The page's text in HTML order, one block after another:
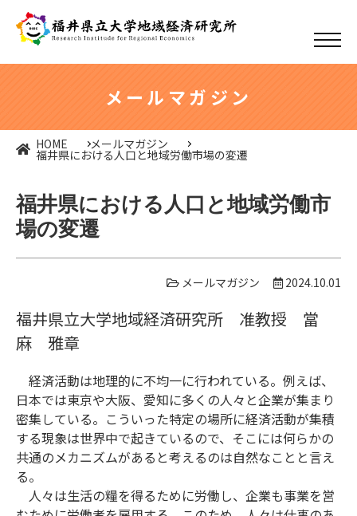
メールマガジン
HOME メールマガジン
福井県における人口と地域労働市場の変遷
福井県における人口と地域労働市
場の変遷
メールマガジン 2024.10.01
福井県立大学地域経済研究所 准教授 當
麻 雅章
経済活動は地理的に不均一に行われている。例えば、
日本では東京や大阪、愛知に多くの人々と企業が集まり
密集している。こういった特定の場所に経済活動が集積
する現象は世界中で起きているので、そこには何らかの
共通のメカニズムがあると考えるのは自然なことと言え
る。
人々は生活の糧を得るために労働し、企業も事業を営